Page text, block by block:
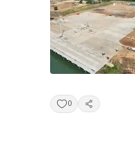
0
Compartir